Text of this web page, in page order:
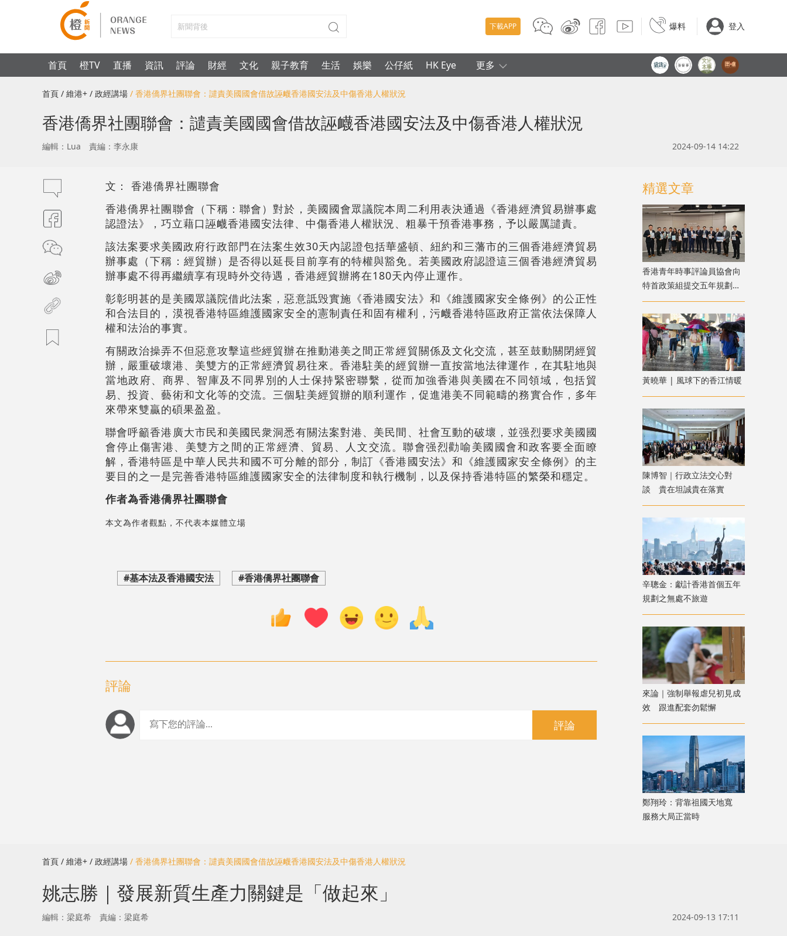
下載APP 爆料 登入
首頁 橙TV 直播 資訊 評論 財經 文化 親子教育 生活 娛樂 公仔紙 HK Eye 更多
首頁 / 維港+ / 政經講場 / 香港僑界社團聯會：譴責美國國會借故誣衊香港國安法及中傷香港人權狀況
香港僑界社團聯會：譴責美國國會借故誣衊香港國安法及中傷香港人權狀況
編輯：Lua 責編：李永康 2024-09-14 14:22
文： 香港僑界社團聯會
香港僑界社團聯會（下稱：聯會）對於，美國國會眾議院本周二利用表決通過《香港經濟貿易辦事處
認證法》，巧立藉口誣衊香港國安法律、中傷香港人權狀況、粗暴干預香港事務，予以嚴厲譴責。
該法案要求美國政府行政部門在法案生效30天內認證包括華盛頓、紐約和三藩市的三個香港經濟貿易
辦事處（下稱：經貿辦）是否得以延長目前享有的特權與豁免。若美國政府認證這三個香港經濟貿易
辦事處不得再繼續享有現時外交待遇，香港經貿辦將在180天內停止運作。
彰彰明甚的是美國眾議院借此法案，惡意詆毁實施《香港國安法》和《維護國家安全條例》的公正性
和合法目的，漠視香港特區維護國家安全的憲制責任和固有權利，污衊香港特區政府正當依法保障人
權和法治的事實。
有關政治操弄不但惡意攻擊這些經貿辦在推動港美之間正常經貿關係及文化交流，甚至鼓動關閉經貿
辦，嚴重破壞港、美雙方的正常經濟貿易往來。香港駐美的經貿辦一直按當地法律運作，在其駐地與
當地政府、商界、智庫及不同界別的人士保持緊密聯繫，從而加強香港與美國在不同領域，包括貿
易、投資、藝術和文化等的交流。三個駐美經貿辦的順利運作，促進港美不同範疇的務實合作，多年
來帶來雙贏的碩果盈盈。
聯會呼籲香港廣大市民和美國民衆洞悉有關法案對港、美民間、社會互動的破壞，並强烈要求美國國
會停止傷害港、美雙方之間的正常經濟、貿易、人文交流。聯會强烈勸喻美國國會和政客要全面瞭
解，香港特區是中華人民共和國不可分離的部分，制訂《香港國安法》和《維護國家安全條例》的主
要目的之一是完善香港特區維護國家安全的法律制度和執行機制，以及保持香港特區的繁榮和穩定。
作者為香港僑界社團聯會
本文為作者觀點，不代表本媒體立場
#基本法及香港國安法 #香港僑界社團聯會
評論
評論
精選文章
香港青年時事評論員協會向
特首政策組提交五年規劃建
議
黃曉華 | 風球下的香江情暖
陳博智｜行政立法交心對
談 貴在坦誠貴在落實
辛聰金：獻計香港首個五年
規劃之無處不旅遊
來論｜強制舉報虐兒初見成
效 跟進配套勿鬆懈
鄭翔玲：背靠祖國天地寬
服務大局正當時
首頁 / 維港+ / 政經講場 / 香港僑界社團聯會：譴責美國國會借故誣衊香港國安法及中傷香港人權狀況
姚志勝｜發展新質生產力關鍵是「做起來」
編輯：梁庭希 責編：梁庭希 2024-09-13 17:11